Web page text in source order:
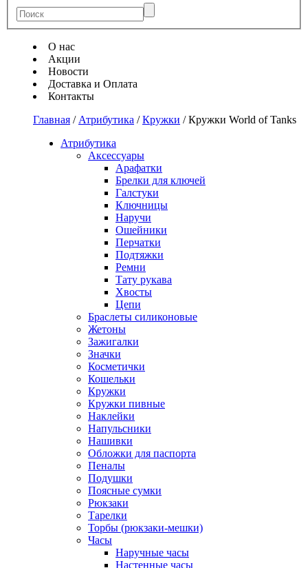
О нас
Акции
Новости
Доставка и Оплата
Контакты
Главная / Атрибутика /Кружки /Кружки World of Tanks
Атрибутика
Аксессуары
Арафатки
Брелки для ключей
Галстуки
Ключницы
Наручи
Ошейники
Перчатки
Подтяжки
Ремни
Тату рукава
Хвосты
Цепи
Браслеты силиконовые
Жетоны
Зажигалки
Значки
Косметички
Кошельки
Кружки
Кружки пивные
Наклейки
Напульсники
Нашивки
Обложки для паспорта
Пеналы
Подушки
Поясные сумки
Рюкзаки
Тарелки
Торбы (рюкзаки-мешки)
Часы
Наручные часы
Настенные часы